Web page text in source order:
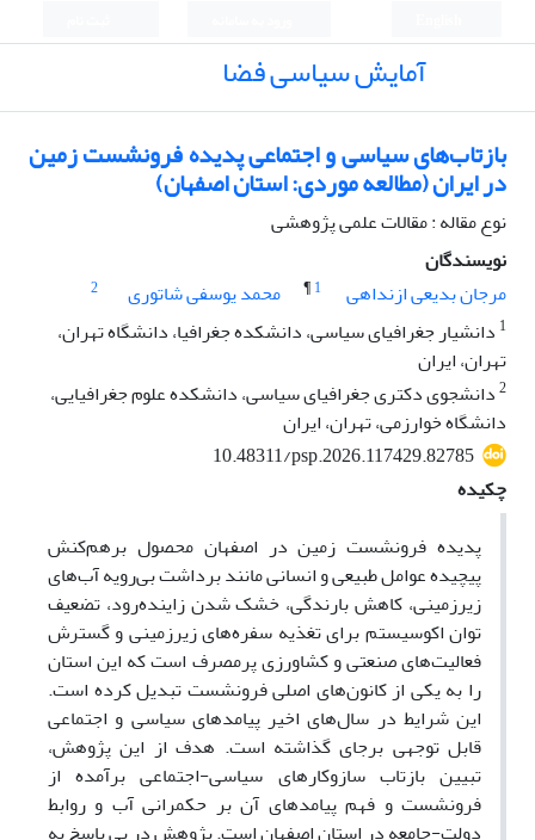
آمایش سیاسی فضا
بازتاب‌های سیاسی و اجتماعی پدیده فرونشست زمین
در ایران (مطالعه موردی: استان اصفهان)
نوع مقاله : مقالات علمی پژوهشی
نویسندگان
مرجان بدیعی ازنداهی
1
¶ محمد یوسفی شاتوری
2
1 دانشیار جغرافیای سیاسی، دانشکده جغرافیا، دانشگاه تهران،
تهران، ایران
2دانشجوی دکتری جغرافیای سیاسی، دانشکده علوم جغرافیایی،
دانشگاه خوارزمی، تهران، ایران
10.48311/psp.2026.117429.82785
چکیده
پدیده فرونشست زمین در اصفهان محصول برهم‌کنش
پیچیده عوامل طبیعی و انسانی مانند برداشت بی‌رویه‌ آب‌های
زیرزمینی، کاهش بارندگی، خشک‌ شدن زاینده‌رود، تضعیف
توان اکوسیستم برای تغذیه سفره‌های زیرزمینی و گسترش
فعالیت‌های صنعتی و کشاورزی پرمصرف است که این استان
را به یکی از کانون‌های اصلی فرونشست تبدیل کرده است.
این شرایط در سال‌های اخیر پیامدهای سیاسی و اجتماعی
قابل‌ توجهی برجای گذاشته است. هدف از این پژوهش،
تبیین بازتاب سازوکارهای سیاسی-اجتماعی برآمده از
فرونشست و فهم پیامدهای آن بر حکمرانی آب و روابط
دولت-جامعه در استان اصفهان است. پژوهش در پی پاسخ به